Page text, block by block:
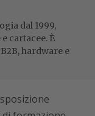
dal 1999,
cartacee. È
hardware e